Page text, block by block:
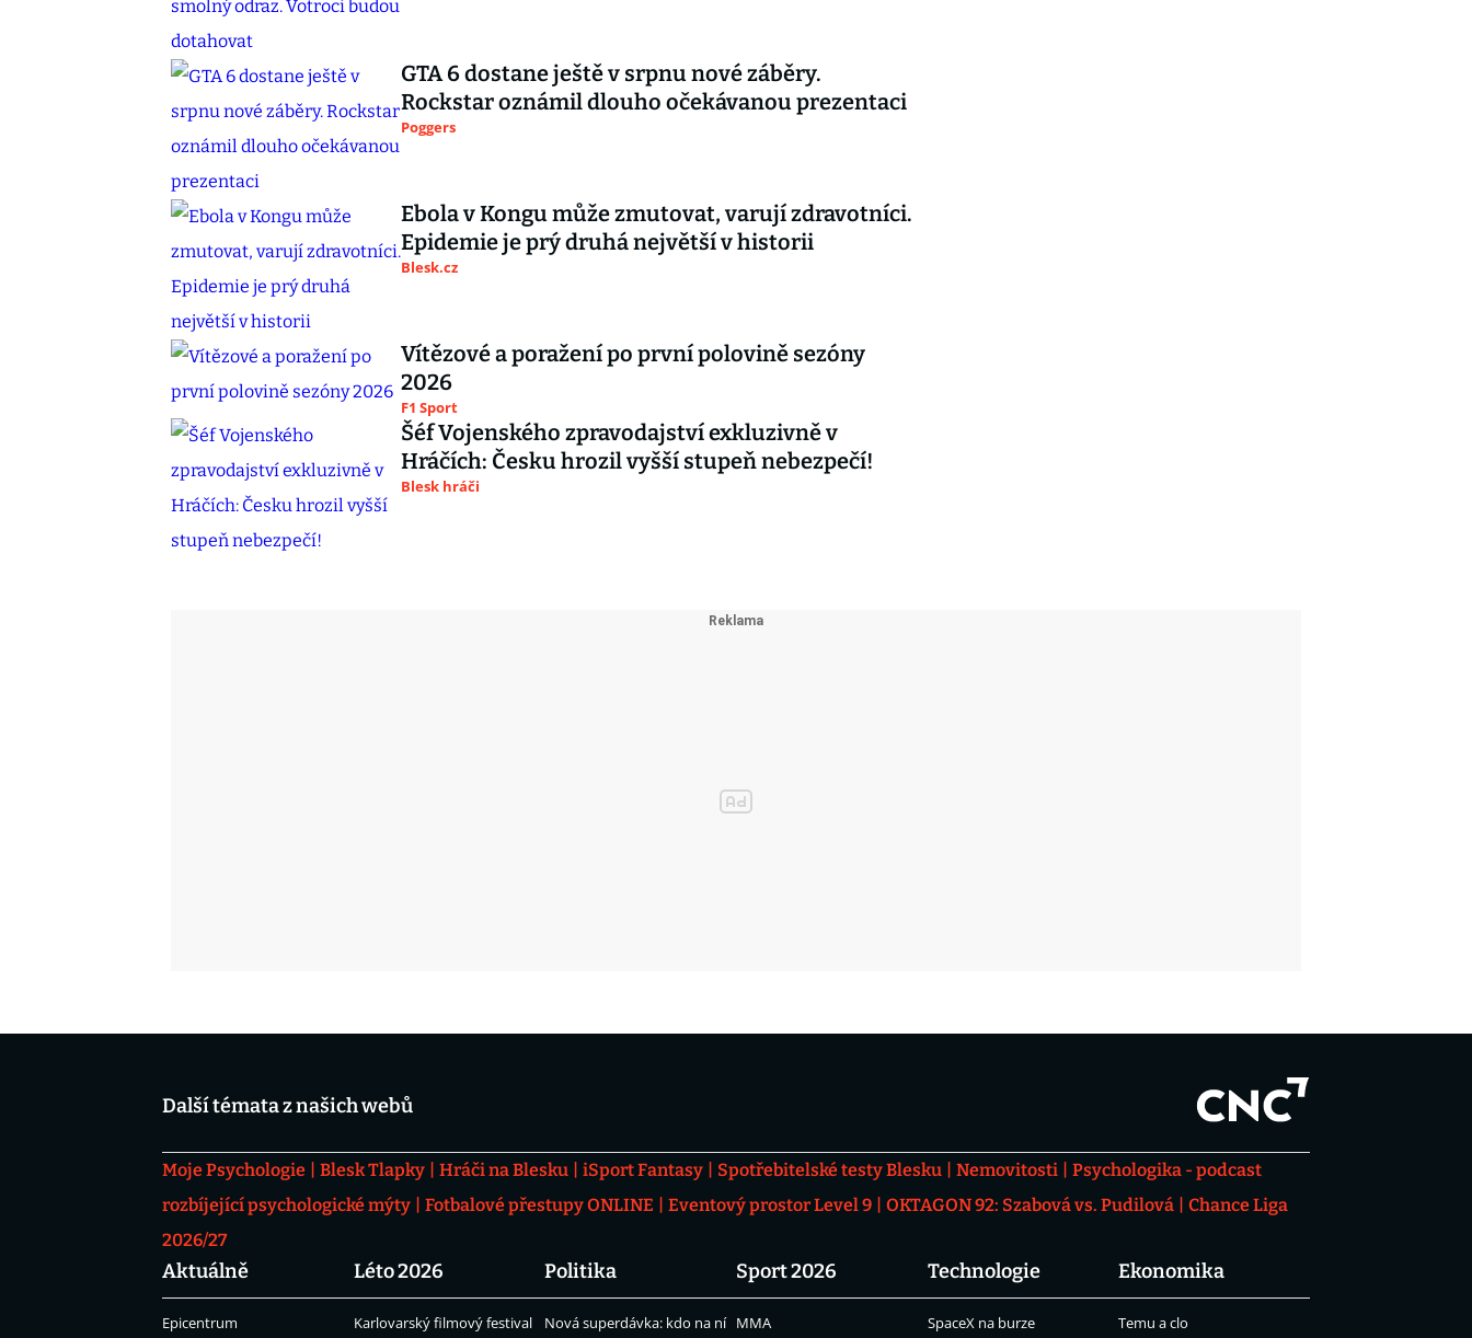
GTA 6 dostane ještě v srpnu nové záběry.
Rockstar oznámil dlouho očekávanou prezentaci
Poggers
Ebola v Kongu může zmutovat, varují zdravotníci.
Epidemie je prý druhá největší v historii
Blesk.cz
Vítězové a poražení po první polovině sezóny
2026
F1 Sport
Šéf Vojenského zpravodajství exkluzivně v
Hráčích: Česku hrozil vyšší stupeň nebezpečí!
Blesk hráči
Další témata z našich webů
Moje Psychologie Blesk Tlapky Hráči na Blesku iSport Fantasy Spotřebitelské testy Blesku Nemovitosti
Psychologika - podcast
rozbíjející psychologické mýty
Fotbalové přestupy ONLINE Eventový prostor Level 9 OKTAGON 92: Szabová vs. Pudilová
Chance Liga
2026/27
Aktuálně
Epicentrum
Léto 2026
Karlovarský filmový festival
Politika
Nová superdávka: kdo na ní
Sport 2026
MMA
Technologie
SpaceX na burze
Ekonomika
Temu a clo